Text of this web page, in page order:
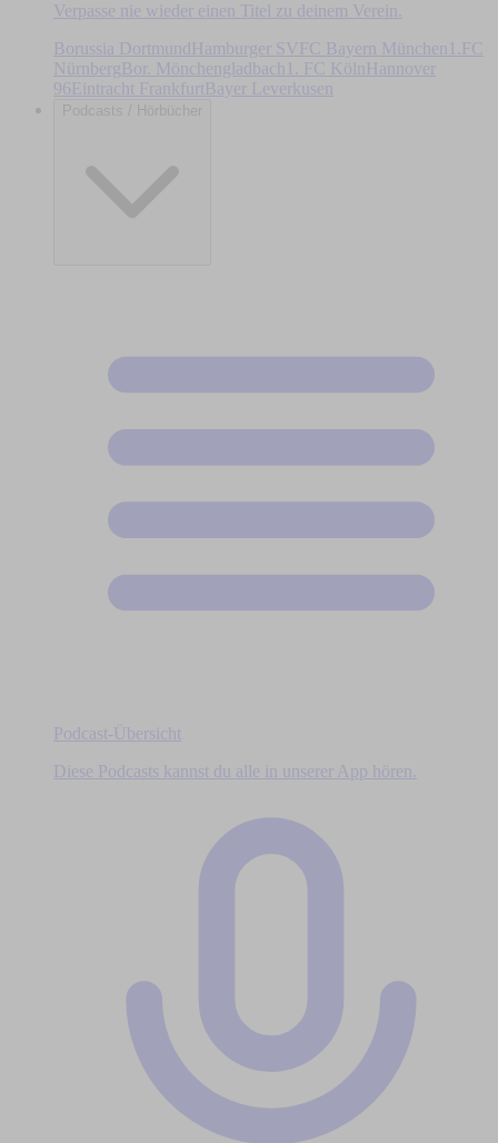
Verpasse nie wieder einen Titel zu deinem Verein.
Borussia DortmundHamburger SV FC Bayern München
1.FC
Nürnberg Bor. Mönchengladbach 1. FC Köln
Hannover
96Eintracht Frankfurt Bayer Leverkusen
Podcasts / Hörbücher
Podcast-Übersicht
Diese Podcasts kannst du alle in unserer App hören.